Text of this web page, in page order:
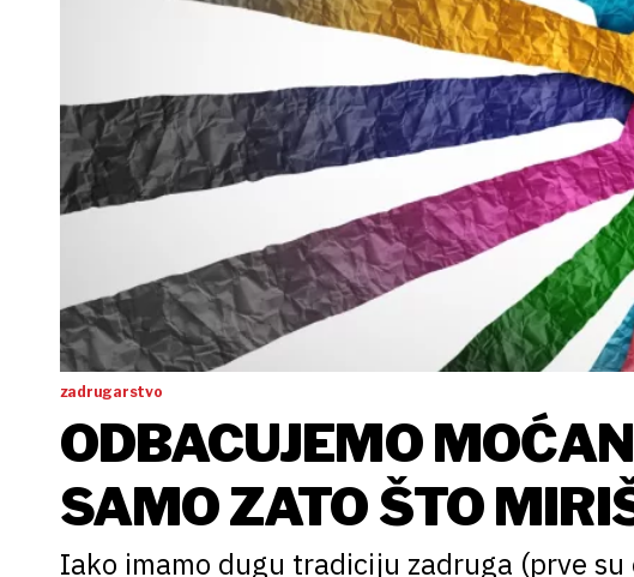
zadrugarstvo
ODBACUJEMO
SAMO ZATO ŠTO
Iako imamo dugu tradiciju zadruga (prve